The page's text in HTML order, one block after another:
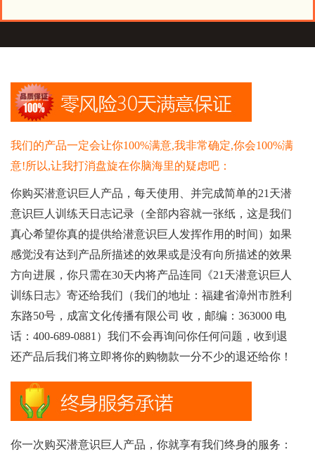
我们的产品一定会让你100%满意,我非常确定,你会100%满
意!所以,让我打消盘旋在你脑海里的疑虑吧：
你购买潜意识巨人产品，每天使用、并完成简单的21天潜
意识巨人训练天日志记录（全部内容就一张纸，这是我们
真心希望你真的提供给潜意识巨人发挥作用的时间）如果
感觉没有达到产品所描述的效果或是没有向所描述的效果
方向进展，你只需在30天内将产品连同《21天潜意识巨人
训练日志》寄还给我们（我们的地址：福建省漳州市胜利
东路50号，成富文化传播有限公司 收，邮编：363000 电
话：400-689-0881）我们不会再询问你任何问题，收到退
还产品后我们将立即将你的购物款一分不少的退还给你！
你一次购买潜意识巨人产品，你就享有我们终身的服务：